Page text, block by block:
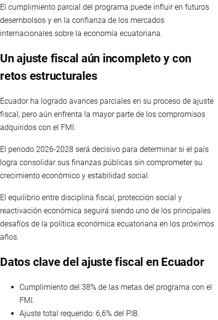
El cumplimiento parcial del programa puede influir en futuros
desembolsos y en la confianza de los mercados
internacionales sobre la economía ecuatoriana.
Un ajuste fiscal aún incompleto y con
retos estructurales
Ecuador ha logrado avances parciales en su proceso de ajuste
fiscal, pero aún enfrenta la mayor parte de los compromisos
adquiridos con el FMI.
El periodo 2026-2028 será decisivo para determinar si el país
logra consolidar sus finanzas públicas sin comprometer su
crecimiento económico y estabilidad social.
El equilibrio entre disciplina fiscal, protección social y
reactivación económica seguirá siendo uno de los principales
desafíos de la política económica ecuatoriana en los próximos
años.
Datos clave del ajuste fiscal en Ecuador
Cumplimiento del 38% de las metas del programa con el
FMI.
Ajuste total requerido: 6,6% del PIB.